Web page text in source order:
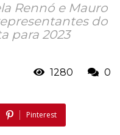
Rennó e Mauro
do
para 2023
1280 0
Pinterest